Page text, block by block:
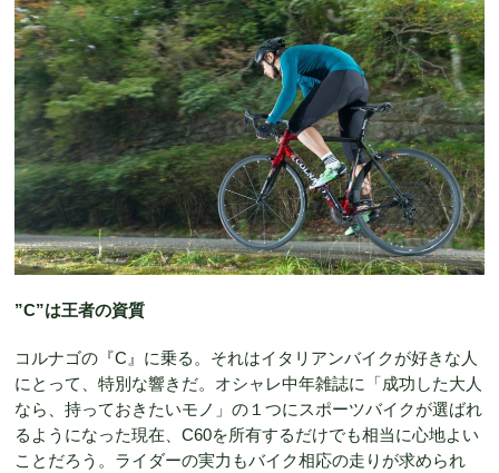
”C”は王者の資質
コルナゴの『C』に乗る。それはイタリアンバイクが好きな人
にとって、特別な響きだ。オシャレ中年雑誌に「成功した大人
なら、持っておきたいモノ」の１つにスポーツバイクが選ばれ
るようになった現在、C60を所有するだけでも相当に心地よい
ことだろう。ライダーの実力もバイク相応の走りが求められ